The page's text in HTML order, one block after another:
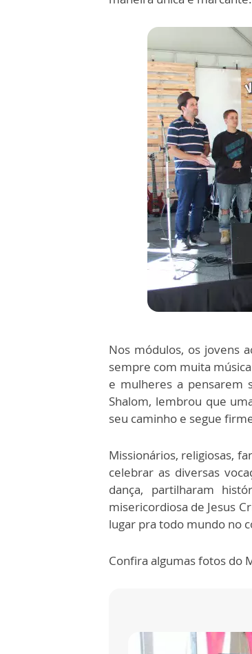
Nos módulos, os jovens
sempre com muita
e mulheres a pensarem
Shalom, lembrou que
seu caminho e segue
Missionários, religiosas,
celebrar as diversas
dança, partilharam
misericordiosa de Jesus
lugar pra todo mundo no
Confira algumas fotos do